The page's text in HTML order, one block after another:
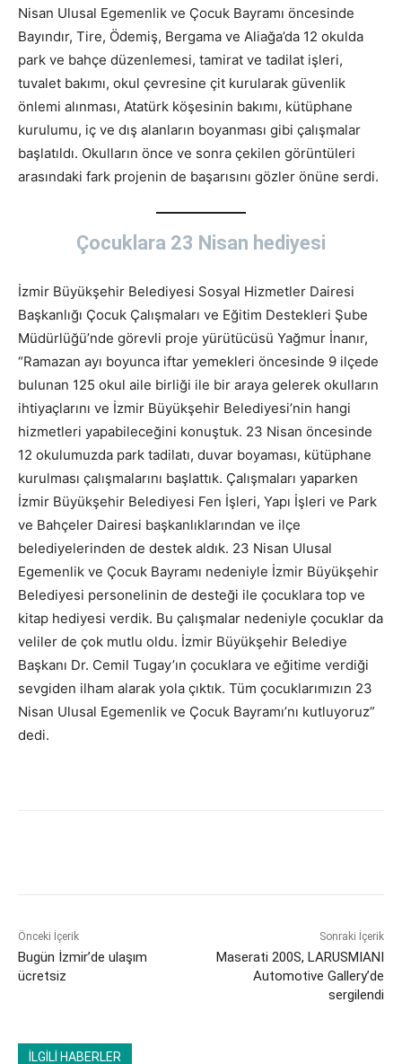
Nisan Ulusal Egemenlik ve Çocuk Bayramı öncesinde
Bayındır, Tire, Ödemiş, Bergama ve Aliağa’da 12 okulda
park ve bahçe düzenlemesi, tamirat ve tadilat işleri,
tuvalet bakımı, okul çevresine çit kurularak güvenlik
önlemi alınması, Atatürk köşesinin bakımı, kütüphane
kurulumu, iç ve dış alanların boyanması gibi çalışmalar
başlatıldı. Okulların önce ve sonra çekilen görüntüleri
arasındaki fark projenin de başarısını gözler önüne serdi.
Çocuklara 23 Nisan hediyesi
İzmir Büyükşehir Belediyesi Sosyal Hizmetler Dairesi
Başkanlığı Çocuk Çalışmaları ve Eğitim Destekleri Şube
Müdürlüğü’nde görevli proje yürütücüsü Yağmur İnanır,
“Ramazan ayı boyunca iftar yemekleri öncesinde 9 ilçede
bulunan 125 okul aile birliği ile bir araya gelerek okulların
ihtiyaçlarını ve İzmir Büyükşehir Belediyesi’nin hangi
hizmetleri yapabileceğini konuştuk. 23 Nisan öncesinde
12 okulumuzda park tadilatı, duvar boyaması, kütüphane
kurulması çalışmalarını başlattık. Çalışmaları yaparken
İzmir Büyükşehir Belediyesi Fen İşleri, Yapı İşleri ve Park
ve Bahçeler Dairesi başkanlıklarından ve ilçe
belediyelerinden de destek aldık. 23 Nisan Ulusal
Egemenlik ve Çocuk Bayramı nedeniyle İzmir Büyükşehir
Belediyesi personelinin de desteği ile çocuklara top ve
kitap hediyesi verdik. Bu çalışmalar nedeniyle çocuklar da
veliler de çok mutlu oldu. İzmir Büyükşehir Belediye
Başkanı Dr. Cemil Tugay’ın çocuklara ve eğitime verdiği
sevgiden ilham alarak yola çıktık. Tüm çocuklarımızın 23
Nisan Ulusal Egemenlik ve Çocuk Bayramı’nı kutluyoruz”
dedi.
Önceki İçerik
Bugün İzmir’de ulaşım
ücretsiz
Sonraki İçerik
Maserati 200S, LARUSMIANI
Automotive Gallery’de
sergilendi
İLGİLİ HABERLER